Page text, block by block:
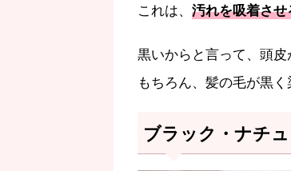
これは、 汚れを吸着さ
黒いからと言って、頭
もちろん、髪の毛が黒く
ブラック・ナチ